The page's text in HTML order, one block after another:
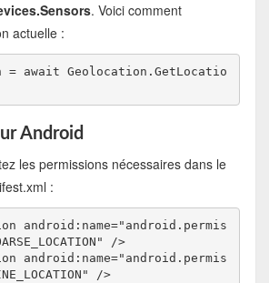
. Voici comment
actuelle :
= await Geolocation.GetLocatio
Android
les permissions nécessaires dans le
:
android:name="android.permis
/>
android:name="android.permis
/>